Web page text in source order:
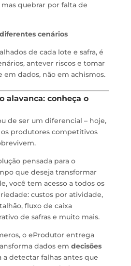
quebrar por falta de
cenários
de cada lote e safra, é
antever riscos e tomar
em dados, não em achismos.
alavanca: conheça o
de ser um diferencial – hoje,
os produtores competitivos
pensada para o
que deseja transformar
você tem acesso a todos os
custos por atividade,
fluxo de caixa
de safras e muito mais.
o eProdutor entrega
dados em decisões
a detectar falhas antes que